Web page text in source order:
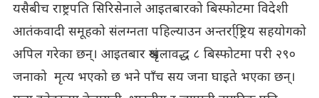
यसैबीच राष्ट्रपति सिरिसेनाले आइतबारको बिस्फोटमा विदेशी
आतंकवादी समूहको संलग्नता पहिल्याउन अन्तर्रा्ष्ट्रिय सहयोगको
अपिल गरेका छन्। आइतबार श्रृंखलावद्ध ८ बिस्फोटमा परी २९०
जनाको मृत्य भएको छ भने पाँच सय जना घाइते भएका छन्।